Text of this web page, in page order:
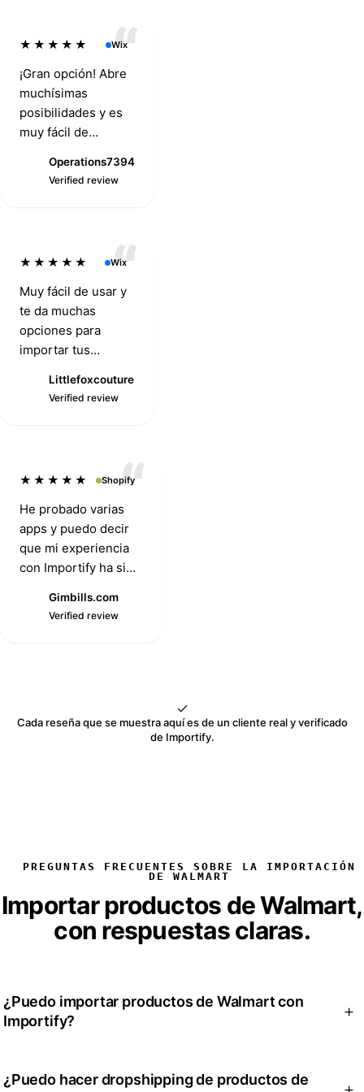
★★★★★ Wix
¡Gran opción! Abre
muchísimas
posibilidades y es
muy fácil de
Operations7394
Verified review
OLLky
Verified review
★★★★★ Wix
Muy fácil de usar y
te da muchas
opciones para
importar tus
Littlefoxcouture
Verified review
★★★★★ Shopify
He probado varias
apps y puedo decir
que mi experiencia
con Importify ha sido
la disposición de
Gracias.
Gimbills.com
Verified review
Cada reseña que se muestra aquí es de un cliente real y verificado
de Importify.
PREGUNTAS FRECUENTES SOBRE LA IMPORTACIÓN
DE WALMART
Importar productos de Walmart,
con respuestas claras.
¿Puedo importar productos de Walmart con
Importify?
productos de Walmart a tu flujo de trabajo, para que
¿Puedo hacer dropshipping de productos de